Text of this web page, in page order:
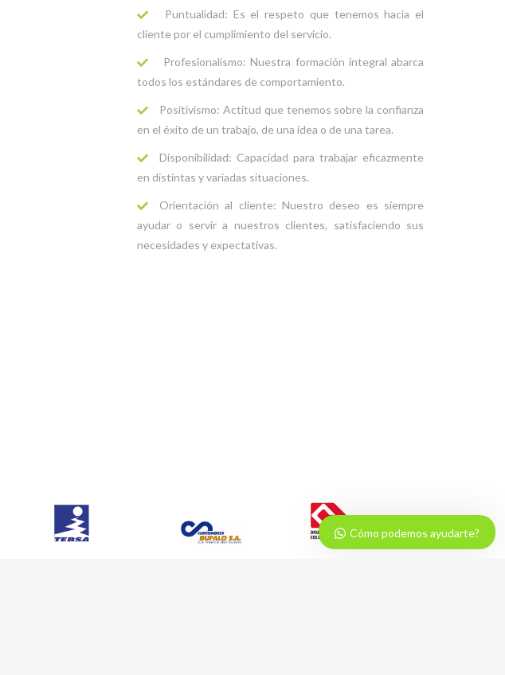
Puntualidad: Es el respeto que tenemos hacia el
cliente por el cumplimiento del servicio.
Profesionalismo: Nuestra formación integral abarca
todos los estándares de comportamiento.
Positivismo: Actitud que tenemos sobre la confianza
en el éxito de un trabajo, de una idea o de una tarea.
Disponibilidad: Capacidad para trabajar eficazmente
en distintas y variadas situaciones.
Orientación al cliente: Nuestro deseo es siempre
ayudar o servir a nuestros clientes, satisfaciendo sus
necesidades y expectativas.
Cómo podemos ayudarte?